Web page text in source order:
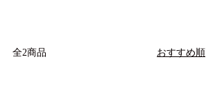
全2商品 おすすめ順